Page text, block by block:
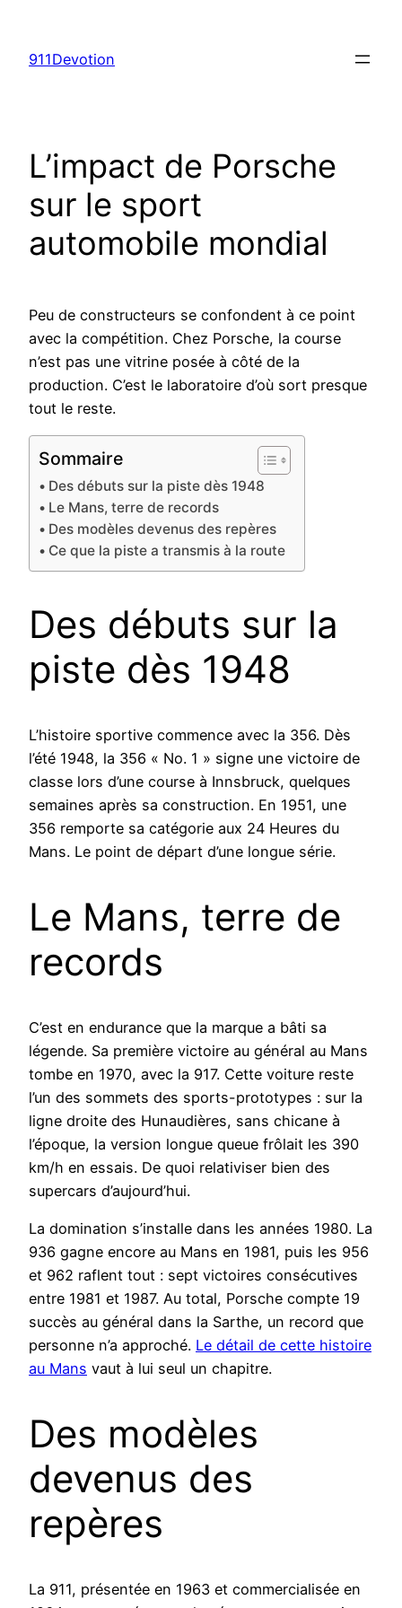
contenu
911Devotion
L’impact de Porsche
sur le sport
automobile mondial
Peu de constructeurs se confondent à ce point
avec la compétition. Chez Porsche, la course
n’est pas une vitrine posée à côté de la
production. C’est le laboratoire d’où sort presque
tout le reste.
Sommaire
Des débuts sur la piste dès 1948
Le Mans, terre de records
Des modèles devenus des repères
Ce que la piste a transmis à la route
Des débuts sur la
piste dès 1948
L’histoire sportive commence avec la 356. Dès
l’été 1948, la 356 « No. 1 » signe une victoire de
classe lors d’une course à Innsbruck, quelques
semaines après sa construction. En 1951, une
356 remporte sa catégorie aux 24 Heures du
Mans. Le point de départ d’une longue série.
Le Mans, terre de
records
C’est en endurance que la marque a bâti sa
légende. Sa première victoire au général au Mans
tombe en 1970, avec la 917. Cette voiture reste
l’un des sommets des sports-prototypes : sur la
ligne droite des Hunaudières, sans chicane à
l’époque, la version longue queue frôlait les 390
km/h en essais. De quoi relativiser bien des
supercars d’aujourd’hui.
La domination s’installe dans les années 1980. La
936 gagne encore au Mans en 1981, puis les 956
et 962 raflent tout : sept victoires consécutives
entre 1981 et 1987. Au total, Porsche compte 19
succès au général dans la Sarthe, un record que
personne n’a approché. Le détail de cette histoire
au Mans vaut à lui seul un chapitre.
Des modèles
devenus des
repères
La 911, présentée en 1963 et commercialisée en